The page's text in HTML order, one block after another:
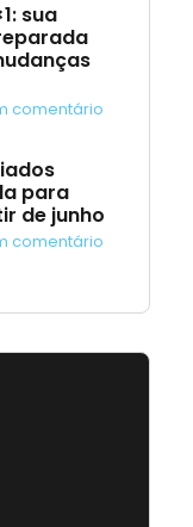
sua
comentário
para
de junho
comentário